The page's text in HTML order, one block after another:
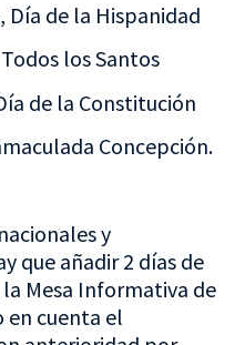
Día de la Hispanidad
los Santos
de la Constitución
Concepción.
y
que añadir 2 días de
Mesa Informativa de
en cuenta el